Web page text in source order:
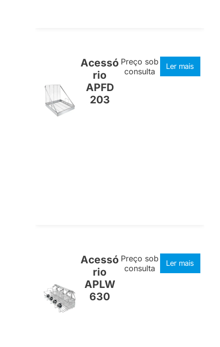
Acessó
rio
APFD
203
Preço sob
consulta
Ler mais
Acessó
rio
APLW
630
Preço sob
consulta
Ler mais